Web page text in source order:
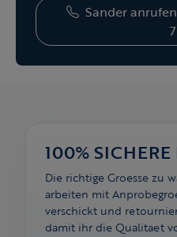
Sander
100% SICHERE
Die richtige Groesse zu
arbeiten mit
verschickt und
damit ihr die Qualitaet